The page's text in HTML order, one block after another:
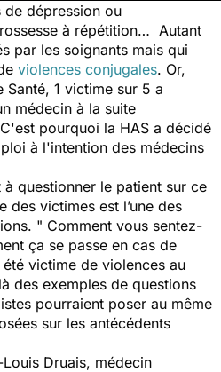
de dépression ou
à répétition… Autant
par les soignants mais qui
violences conjugales. Or,
Santé, 1 victime sur 5 a
médecin à la suite
pourquoi la HAS a décidé
à l'intention des médecins
à questionner le patient sur ce
des victimes est l’une des
" Comment vous sentez-
ça se passe en cas de
victime de violences au
des exemples de questions
pourraient poser au même
sur les antécédents
Druais, médecin